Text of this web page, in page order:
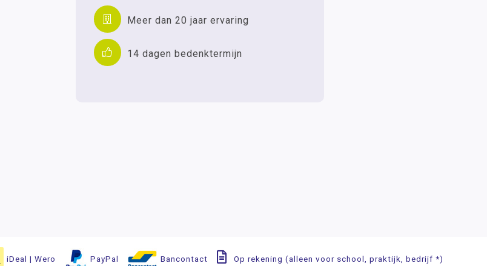
Meer dan 20 jaar ervaring
14 dagen bedenktermijn
iDeal | Wero PayPal Bancontact Op rekening (alleen voor school, praktijk, bedrijf *)